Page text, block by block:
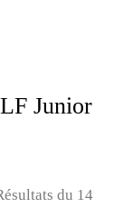
Junior
du 14